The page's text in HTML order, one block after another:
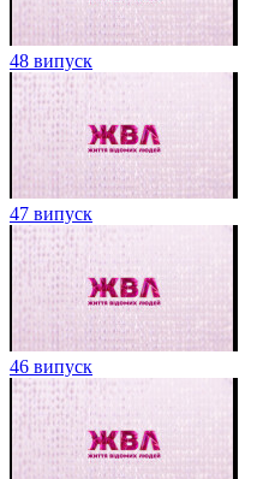
48 випуск
47 випуск
46 випуск